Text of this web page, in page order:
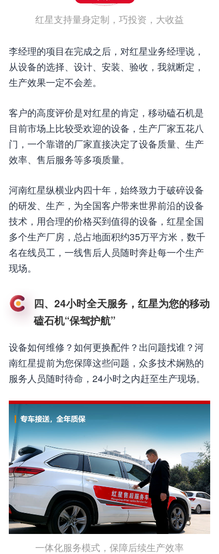
红星支持量身定制，巧投资，大收益
李经理的项目在完成之后，对红星业务经理说，
从设备的选择、设计、安装、验收，我就断定，
生产效果一定不会差。
客户的高度评价是对红星的肯定，移动磕石机是
目前市场上比较受欢迎的设备，生产厂家五花八
门，一个靠谱的厂家直接决定了设备质量、生产
效率、售后服务等多项质量。
河南红星纵横业内四十年，始终致力于破碎设备
的研发、生产，为全国客户带来世界前沿的设备
技术，用合理的价格买到值得的设备，红星全国
多个生产厂房，总占地面积约35万平方米，数千
名在线员工，一线售后人员随时奔赴每一个生产
现场。
四、24小时全天服务，红星为您的移动
磕石机“保驾护航”
设备如何维修？如何更换配件？出问题找谁？河
南红星提前为您保障这些问题，众多技术娴熟的
服务人员随时待命，24小时之内赶至生产现场。
一体化服务模式，保障后续生产效率